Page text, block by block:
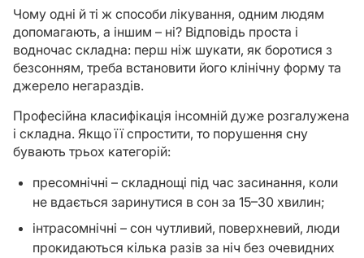
Чому одні й ті ж способи лікування, одним людям
допомагають, а іншим – ні? Відповідь проста і
водночас складна: перш ніж шукати, як боротися з
безсонням, треба встановити його клінічну форму та
джерело негараздів.
Професійна класифікація інсомній дуже розгалужена
і складна. Якщо її спростити, то порушення сну
бувають трьох категорій:
пресомнічні – складнощі під час засинання, коли
не вдається заринутися в сон за 15–30 хвилин;
інтрасомнічні – сон чутливий, поверхневий, люди
прокидаються кілька разів за ніч без очевидних